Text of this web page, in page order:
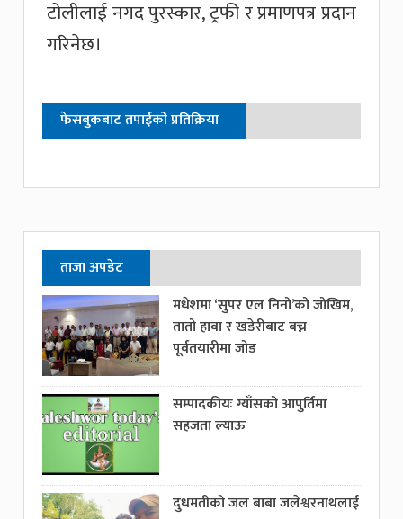
टोलीलाई नगद पुरस्कार, ट्रफी र प्रमाणपत्र प्रदान
गरिनेछ।
फेसबुकबाट तपाईको प्रतिक्रिया
ताजा अपडेट
मधेशमा ‘सुपर एल निनो’को जोखिम,
तातो हावा र खडेरीबाट बच्न
पूर्वतयारीमा जोड
सम्पादकीयः ग्याँसको आपुर्तिमा
सहजता ल्याऊ
दुधमतीको जल बाबा जलेश्वरनाथलाई